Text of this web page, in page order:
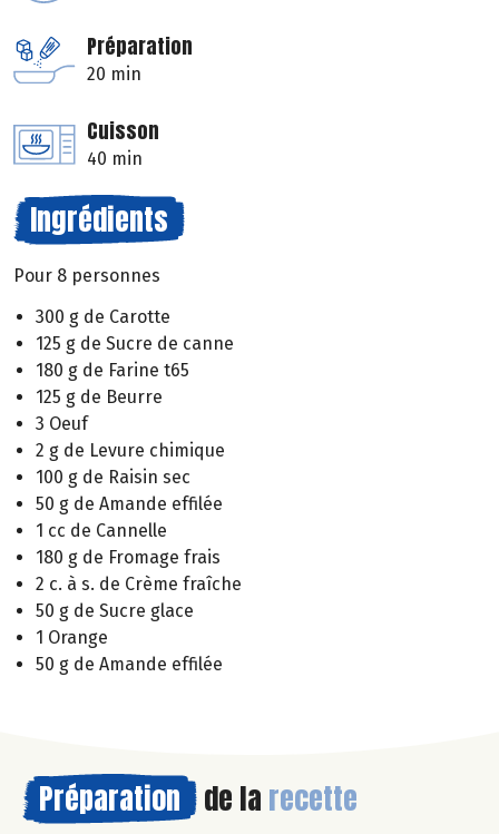
Préparation
20 min
Cuisson
40 min
Ingrédients
Pour 8 personnes
300 g de Carotte
125 g de Sucre de canne
180 g de Farine t65
125 g de Beurre
3 Oeuf
2 g de Levure chimique
100 g de Raisin sec
50 g de Amande effilée
1 cc de Cannelle
180 g de Fromage frais
2 c. à s. de Crème fraîche
50 g de Sucre glace
1 Orange
50 g de Amande effilée
Préparation de la recette